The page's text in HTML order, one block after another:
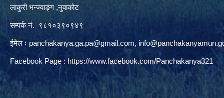
लाकुरी भन्ज्याङ्ग ,नुवाकोट
सम्पर्क नं. ९८१०३९०९४९
ईमेल ः panchakanya.ga.pa@gmail.com,
Facebook Page : https://www.facebook.com/Panchakanya321